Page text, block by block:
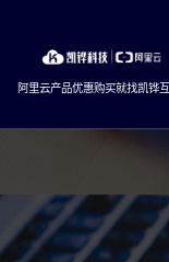
content
阿里云产品优惠购买就找凯铧